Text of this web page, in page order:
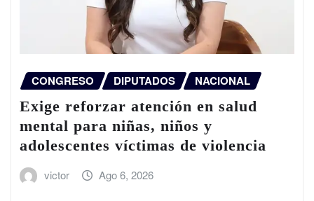
CONGRESO DIPUTADOS NACIONAL
Exige reforzar atención en salud
mental para niñas, niños y
adolescentes víctimas de violencia
victor Ago 6, 2026